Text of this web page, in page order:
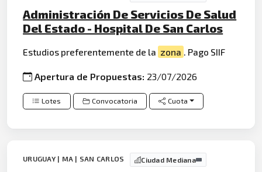
Administración De Servicios De Salud
Del Estado - Hospital De San Carlos
Estudios preferentemente de la zona . Pago SIIF
Apertura de Propuestas: 23/07/2026
Lotes Convocatoria Cuota
URUGUAY | MA | SAN CARLOS Ciudad Mediana